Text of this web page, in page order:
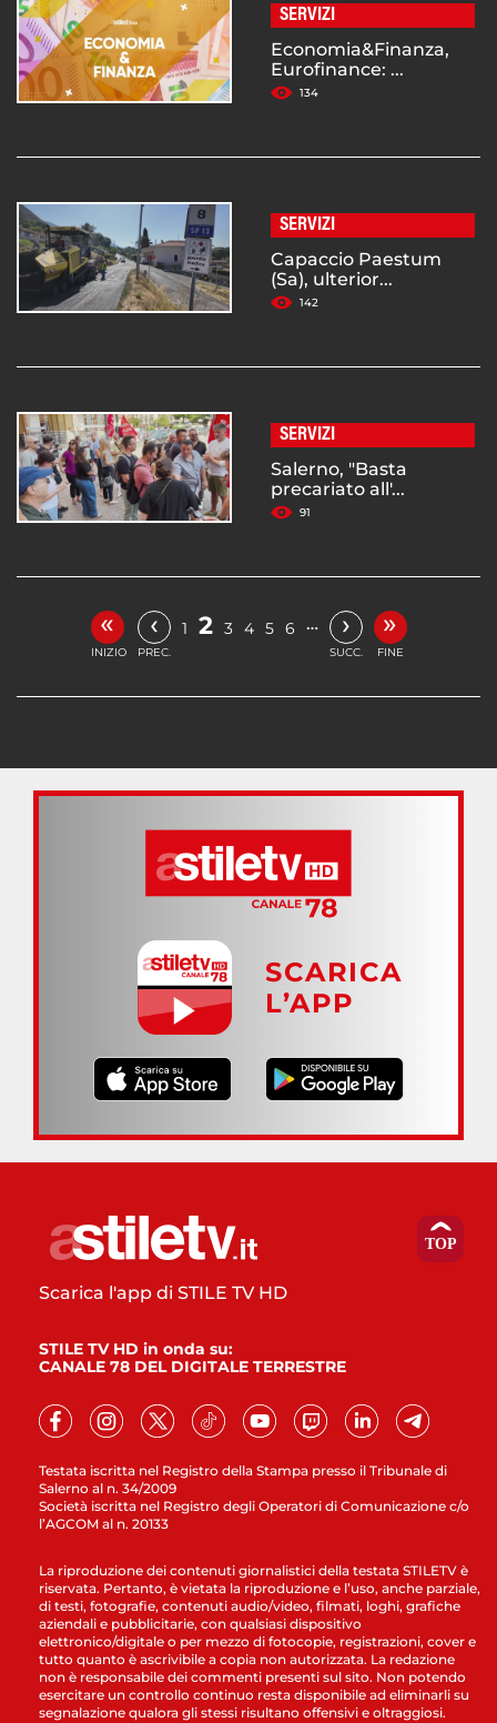
SERVIZI
Economia&Finanza,
Eurofinance: ...
134
SERVIZI
Capaccio Paestum
(Sa), ulterior...
142
SERVIZI
Salerno, "Basta
precariato all'...
91
«
INIZIO
‹
PREC.
1 2 3 4 5 6 … ›
SUCC.
»
FINE
SCARICA
L’APP
Testata iscritta nel Registro della Stampa presso il Tribunale di
Salerno al n. 34/2009
Società iscritta nel Registro degli Operatori di Comunicazione c/o
l’AGCOM al n. 20133
Scarica l'app di STILE TV HD
STILE TV HD in onda su:
CANALE 78 DEL DIGITALE TERRESTRE
La riproduzione dei contenuti giornalistici della testata STILETV è
riservata. Pertanto, è vietata la riproduzione e l’uso, anche parziale,
di testi, fotografie, contenuti audio/video, filmati, loghi, grafiche
aziendali e pubblicitarie, con qualsiasi dispositivo
elettronico/digitale o per mezzo di fotocopie, registrazioni, cover e
tutto quanto è ascrivibile a copia non autorizzata. La redazione
non è responsabile dei commenti presenti sul sito. Non potendo
esercitare un controllo continuo resta disponibile ad eliminarli su
segnalazione qualora gli stessi risultano offensivi e oltraggiosi.